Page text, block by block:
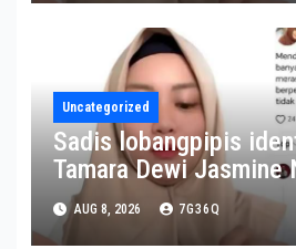
Uncategorized
Sadis lobangpipis
Tamara Dewi Jasmine
berkomentar sadis ke
dan dipecat RS Pusri
AUG 8, 2026 7G36Q